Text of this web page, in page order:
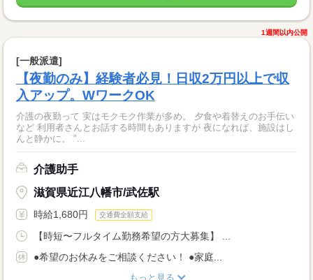
1週間以内公開
[一般派遣]
【夜勤のみ】経験者必見！日収2万円以上で収
入アップ。WワークOK
介護の夜勤って 実はモクモク作業が多め。 夕食や着替えのお手伝い
など 利用者さんとお話する時間もありますが 夜になれば、施設はし
んと静かに。 "...
介護助手
滋賀県近江八幡市/武佐駅
時給1,680円 交通費全額支給
【時短〜フルタイム勤務希望の方大募集】 ...
●希望のお休みをご相談ください！ ●家庭...
もっと見る